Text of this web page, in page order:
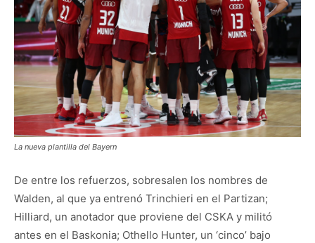
La nueva plantilla del Bayern
De entre los refuerzos, sobresalen los nombres de
Walden, al que ya entrenó Trinchieri en el Partizan;
Hilliard, un anotador que proviene del CSKA y militó
antes en el Baskonia; Othello Hunter, un ‘cinco’ bajo